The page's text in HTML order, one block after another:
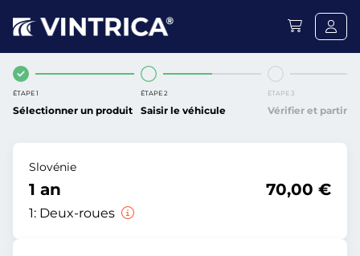
ÉTAPE 1
Sélectionner un produit
ÉTAPE 2
Saisir le véhicule
ÉTAPE 3
Vérifier et partir
Slovénie
1 an
1: Deux-roues
70,00 €